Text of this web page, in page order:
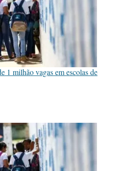
1 milhão vagas em escolas de